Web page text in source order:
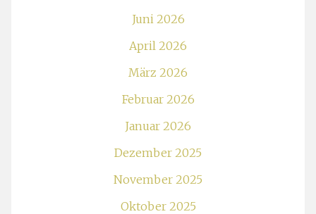
Juni 2026
April 2026
März 2026
Februar 2026
Januar 2026
Dezember 2025
November 2025
Oktober 2025